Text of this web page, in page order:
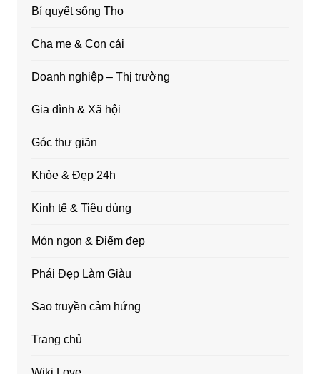
Bí quyết sống Thọ
Cha mẹ & Con cái
Doanh nghiệp – Thị trường
Gia đình & Xã hội
Góc thư giãn
Khỏe & Đẹp 24h
Kinh tế & Tiêu dùng
Món ngon & Điểm đẹp
Phái Đẹp Làm Giàu
Sao truyền cảm hứng
Trang chủ